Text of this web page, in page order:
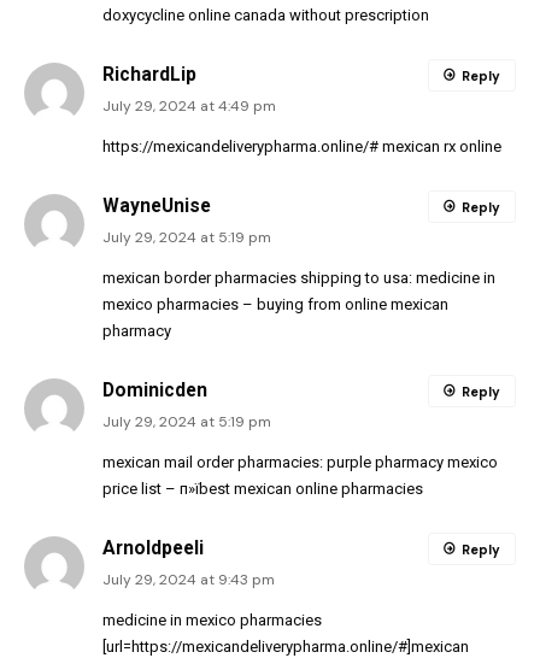
doxycycline online canada without prescription
RichardLip
July 29, 2024 at 4:49 pm
https://mexicandeliverypharma.online/# mexican rx online
Reply
WayneUnise
July 29, 2024 at 5:19 pm
mexican border pharmacies shipping to usa: medicine in
mexico pharmacies – buying from online mexican
pharmacy
Reply
Dominicden
July 29, 2024 at 5:19 pm
mexican mail order pharmacies: purple pharmacy mexico
price list – п»їbest mexican online pharmacies
Reply
Arnoldpeeli
July 29, 2024 at 9:43 pm
medicine in mexico pharmacies
[url=https://mexicandeliverypharma.online/#]mexican
Reply